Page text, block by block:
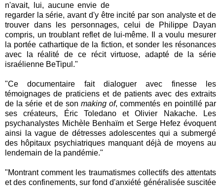
n'avait, lui, aucune envie de
regarder la série, avant d'y être incité par son analyste et de
trouver dans les personnages, celui de Philippe Dayan
compris, un troublant reflet de lui-même. Il a voulu mesurer
la portée cathartique de la fiction, et sonder les résonances
avec la réalité de ce récit virtuose, adapté de la série
israélienne BeTipul."
"Ce documentaire fait dialoguer avec finesse les
témoignages de praticiens et de patients avec des extraits
de la série et de sonmaking of, commentés en pointillé par
ses créateurs, Éric Toledano et Olivier Nakache. Les
psychanalystes Michèle Benhaïm et Serge Hefez évoquent
ainsi la vague de détresses adolescentes qui a submergé
des hôpitaux psychiatriques manquant déjà de moyens au
lendemain de la pandémie."
"Montrant comment les traumatismes collectifs des attentats
et des confinements, sur fond d'anxiété généralisée suscitée